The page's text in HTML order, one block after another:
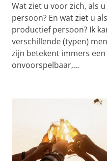
Wat ziet u voor zich, als
persoon? En wat ziet u
productief persoon? Ik
verschillende (typen)
zijn betekent immers
onvoorspelbaar,...